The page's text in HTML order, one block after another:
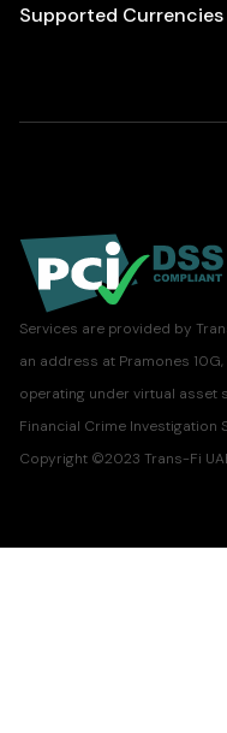
Supported Currencies
Services are provided by
an address at Pramones 10G,
operating under virtual asset
Financial Crime Investigation
Copyright ©2023 Trans-Fi